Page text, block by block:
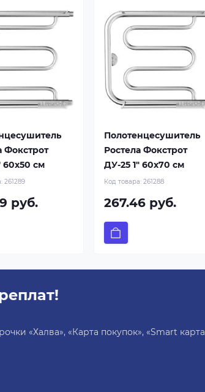
Фокстрот
60x50 см
261289
руб.
Полотенцесушитель
Ростела Фокстрот
ДУ-25 1" 60x70 см
Код товара: 261288
267.46 руб.
«Халва», «Карта покупок», «Smart